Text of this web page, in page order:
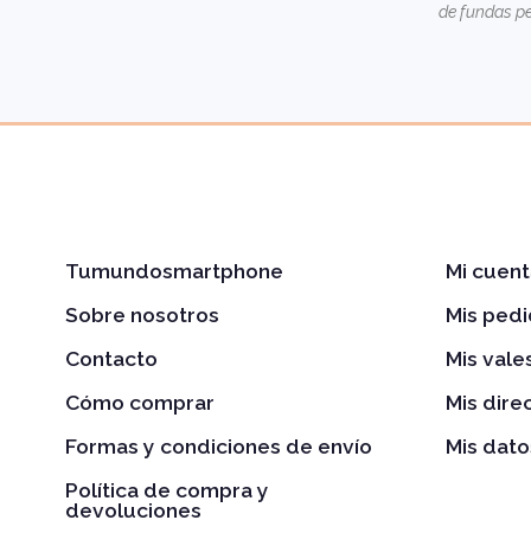
defundas
Tumundosmartphone
Sobre nosotros
Contacto
Cómo comprar
Formas y condiciones de envío
Política de compra y
devoluciones
Mi
Mis
Mis
Mis
Mis